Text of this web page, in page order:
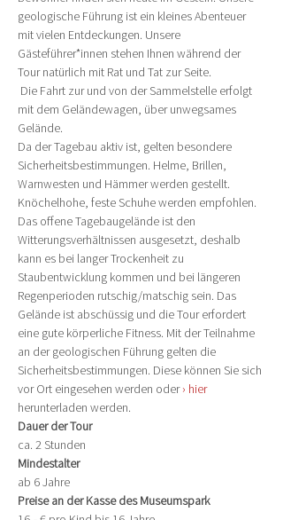
geologische Führung ist ein kleines Abenteuer
mit vielen Entdeckungen. Unsere
Gästeführer*innen stehen Ihnen während der
Tour natürlich mit Rat und Tat zur Seite.
Die Fahrt zur und von der Sammelstelle erfolgt
mit dem Geländewagen, über unwegsames
Gelände.
Da der Tagebau aktiv ist, gelten besondere
Sicherheitsbestimmungen. Helme, Brillen,
Warnwesten und Hämmer werden gestellt.
Knöchelhohe, feste Schuhe werden empfohlen.
Das offene Tagebaugelände ist den
Witterungsverhältnissen ausgesetzt, deshalb
kann es bei langer Trockenheit zu
Staubentwicklung kommen und bei längeren
Regenperioden rutschig/matschig sein. Das
Gelände ist abschüssig und die Tour erfordert
eine gute körperliche Fitness. Mit der Teilnahme
an der geologischen Führung gelten die
Sicherheitsbestimmungen. Diese können Sie sich
vor Ort eingesehen werden oder › hier
herunterladen werden.
Dauer der Tour
ca. 2 Stunden
Mindestalter
ab 6 Jahre
Preise an der Kasse des Museumspark